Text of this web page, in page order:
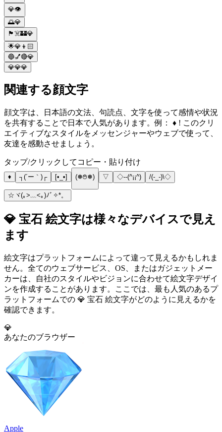
💎👁️
🌅💎
🏴‍☠️🏰💎
🌟💎👦🏻
🔵💅🔴💎
💎💎💎
関連する顔文字
顔文字は、日本語の文法、句読点、文字を使って感情や状況
を共有することで日本で人気があります。例： ♦ ! このクリ
エイティブなスタイルをメッセンジャーやウェブで使って、
友達を感動させましょう。
タップ/クリックしてコピー・貼り付け
♦ ┐(´ー｀)┌ [•_•] (❅࿉❅) ▽ ◇--(^¡¡^) /(-_-)\◇
☆ヾ(｡>﹏<｡)ﾉﾞ✧*。
💎 宝石 絵文字は様々なデバイスで見え
ます
絵文字はプラットフォームによって違って見えるかもしれま
せん。全てのウェブサービス、OS、またはガジェットメー
カーは、自社のスタイルやビジョンに合わせて絵文字デザイ
ンを作成することがあります。ここでは、最も人気のあるプ
ラットフォームでの 💎 宝石 絵文字がどのように見えるかを
確認できます。
💎
あなたのブラウザー
Apple